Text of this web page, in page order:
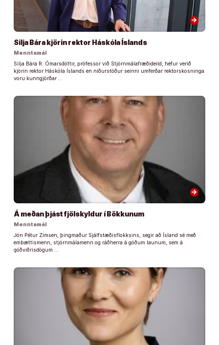
arrow_forward
Silja Bára kjörin rektor Háskóla Íslands
Menntamál
Silja Bára R. Ómarsdóttir, prófessor við Stjórnmálafræðideild, hefur verið
kjörin rektor Háskóla Íslands en niðurstöður seinni umferðar rektorskosninga
voru kunngjörðar …
arrow_forward
Á meðan þjást fjölskyldur í Bökkunum
Menntamál
Jón Pétur Zimsen, þingmaður Sjálfstæðisflokksins, segir að Ísland sé með
embættismenn, stjórnmálamenn og ráðherra á góðum launum, sem á
góðviðrisdögum …